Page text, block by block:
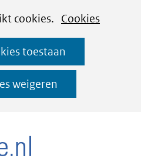
cookies. Cookies
toestaan
weigeren
Ga
naar
de
inhoud